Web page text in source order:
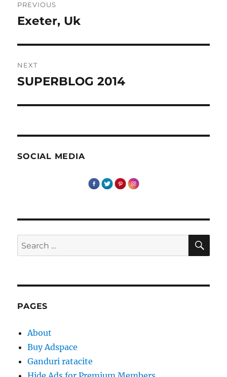
navigation
PREVIOUS
Previous
Exeter, Uk
NEXT
Next
SUPERBLOG 2014
SOCIAL MEDIA
Search
for:
PAGES
About
Buy Adspace
Ganduri ratacite